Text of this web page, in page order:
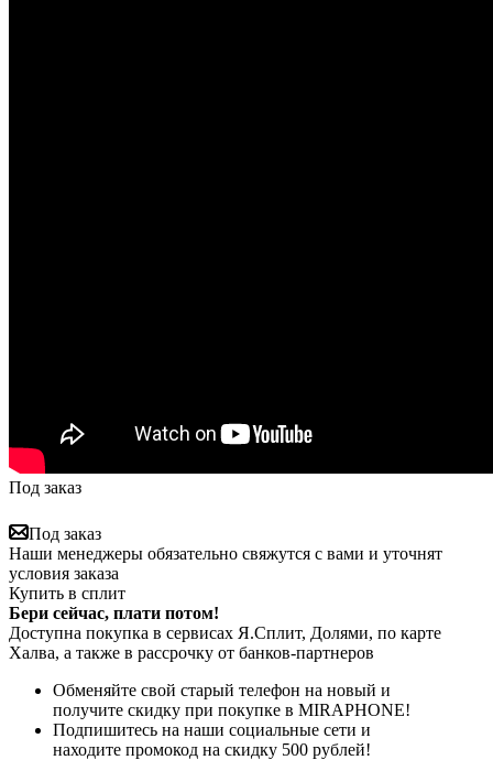
Под заказ
Под заказ
Наши менеджеры обязательно свяжутся с вами и уточнят
условия заказа
Купить в сплит
Бери сейчас, плати потом!
Доступна покупка в сервисах Я.Сплит, Долями, по карте
Халва, а также в рассрочку от банков-партнеров
Обменяйте свой старый телефон на новый и
получите скидку при покупке в MIRAPHONE!
Подпишитесь на наши социальные сети и
находите промокод на скидку 500 рублей!